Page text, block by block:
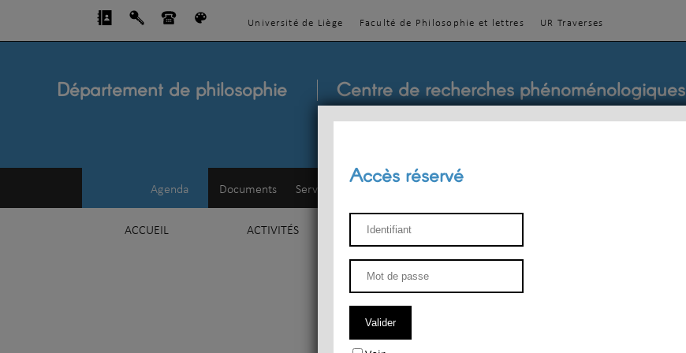
Université de Liège Faculté de Philosophie et lettres UR Traverses
Département de philosophie Centre de recherches phénoménologiques
Agenda Documents Service d'esthétique
ACCUEIL ACTIVITÉS ENSEIGNEMENT
Accès réservé